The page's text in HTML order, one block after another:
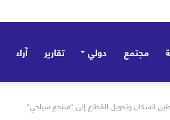
مجتمع دولي تقارير آراء
السكان وتحويل القطاع إلى “منتجع سياحي”